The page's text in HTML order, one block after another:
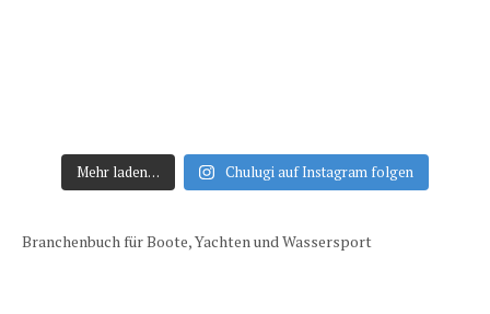
Mehr laden… Chulugi auf Instagram folgen
Branchenbuch für Boote, Yachten und Wassersport